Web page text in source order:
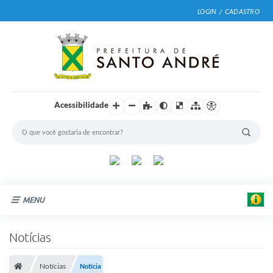
LOGIN / CADASTRO
Acessibilidade
MENU
Notícias
Notícias Notícia